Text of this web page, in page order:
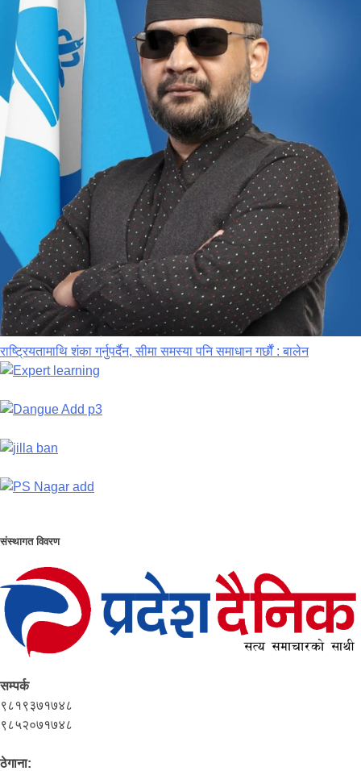
राष्ट्रियतामाथि शंका गर्नुपर्दैन, सीमा समस्या पनि समाधान गर्छौं : बालेन
संस्थागत विवरण
सम्पर्क
९८१९३७१७४८
९८५२०७१७४८
ठेगाना: